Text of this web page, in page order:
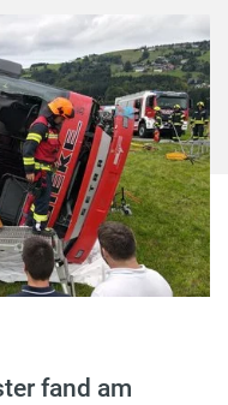
fand am